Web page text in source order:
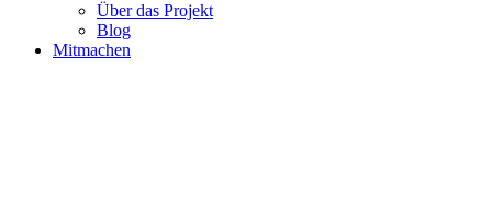
Über das Projekt
Blog
Mitmachen